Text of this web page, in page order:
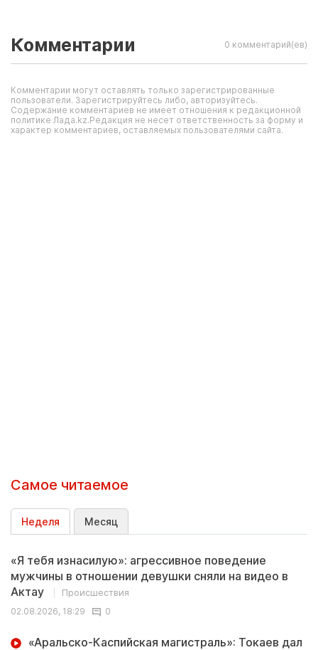
Комментарии 0 комментарий(ев)
Комментарии могут оставлять только зарегистрированные
пользователи. Зарегистрируйтесь либо, авторизуйтесь.
Содержание комментариев не имеет отношения к редакционной
политике Лада.kz.Редакция не несет ответственность за форму и
характер комментариев, оставляемых пользователями сайта.
Самое читаемое
Неделя Месяц
«Я тебя изнасилую»: агрессивное поведение
мужчины в отношении девушки сняли на видео в
Актау
Происшествия
02.08.2026, 18:29
0
«Аральско-Каспийская магистраль»: Токаев дал